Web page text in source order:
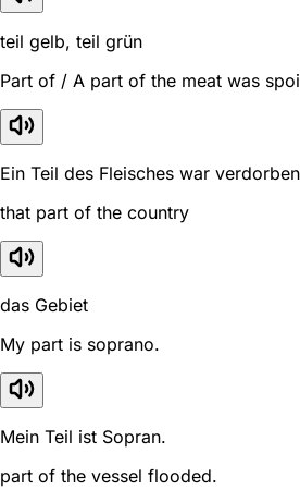
teil gelb, teil grün
Part of / A part of the meat was
Ein Teil des Fleisches war
that part of the country
das Gebiet
My part is soprano.
Mein Teil ist Sopran.
part of the vessel flooded.